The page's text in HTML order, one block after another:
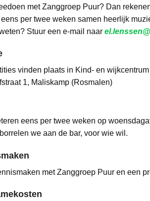
met Zanggroep Puur? Dan
per twee weken samen heerlijk
Stuur een e-mail naar
vinden plaats in Kind- en
1, Maliskamp (Rosmalen)
eens per twee weken op
we aan de bar, voor wie wil.
met Zanggroep Puur en een